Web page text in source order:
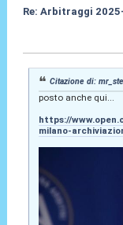
Re: Arbitraggi
Citazione di:
posto anche qui...
https://
milano-